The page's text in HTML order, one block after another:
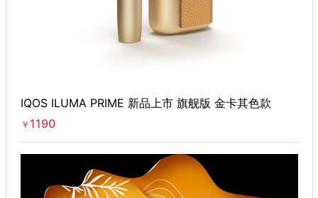
IQOS ILUMA PRIME 新品上市 旗舰版 金卡其色款
￥ 1190